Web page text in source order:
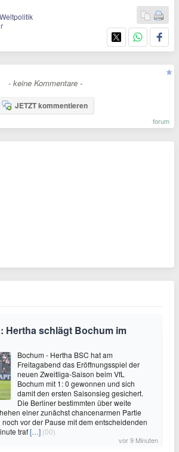
- keine Kommentare -
JETZT kommentieren
forum
Hertha schlägt Bochum im
Bochum - Hertha BSC hat am
Freitagabend das Eröffnungsspiel der
neuen Zweitliga-Saison beim VfL
Bochum mit 1: 0 gewonnen und sich
damit den ersten Saisonsieg gesichert.
Die Berliner bestimmten über weite
einer zunächst chancenarmen Partie
vor der Pause mit dem entscheidenden
traf[…] (00)
vor 9 Minuten